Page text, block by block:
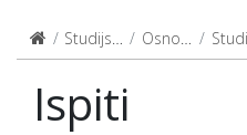
Studijski programi Osnovne studije Studijski
Ispiti